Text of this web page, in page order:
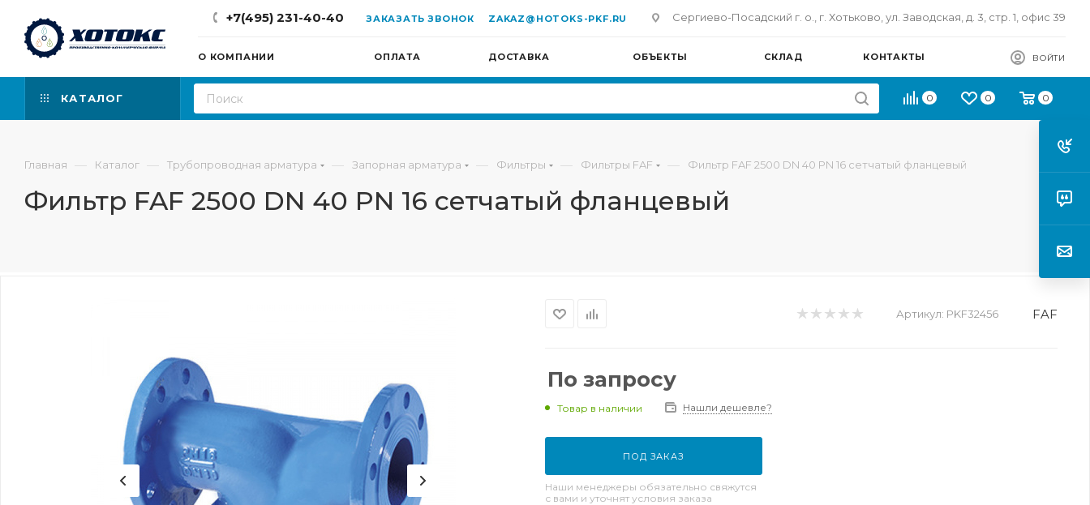
+7(495) 231-40-40 ЗАКАЗАТЬ ЗВОНОК ZAKAZ@HOTOKS-PKF.RU Сергиево-Посадский г. о., г. Хотьково, ул. Заводская, д. 3, стр. 1, офис 39
О КОМПАНИИ ОПЛАТА ДОСТАВКА ОБЪЕКТЫ СКЛАД КОНТАКТЫ ВОЙТИ
КАТАЛОГ 0 0 0
Главная — Каталог — Трубопроводная арматура — Запорная арматура — Фильтры — Фильтры FAF — Фильтр FAF 2500 DN 40 PN 16 сетчатый фланцевый
Фильтр FAF 2500 DN 40 PN 16 сетчатый фланцевый
Артикул: PKF32456 FAF
По запросу
Товар в наличии Нашли дешевле?
ПОД ЗАКАЗ
Наши менеджеры обязательно свяжутся
с вами и уточнят условия заказа